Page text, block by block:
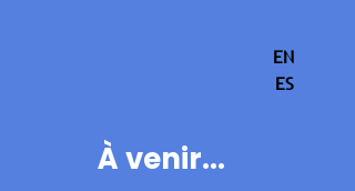
EN
ES
À venir...